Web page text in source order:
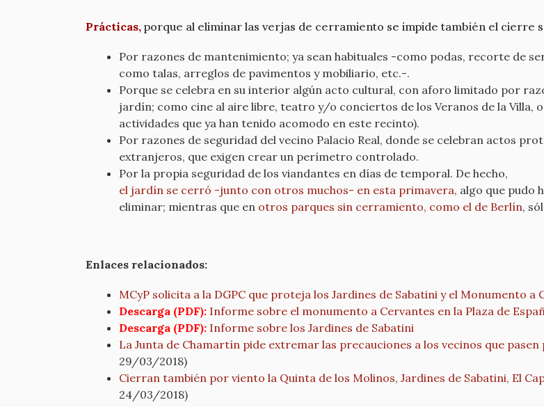
Prácticas, porque al eliminar las verjas de cerramiento se impide también el cierre
Por razones de mantenimiento; ya sean habituales -como podas, recorte de
como talas, arreglos de pavimentos y mobiliario, etc.-.
Porque se celebra en su interior algún acto cultural, con aforo limitado por
jardín; como cine al aire libre, teatro y/o conciertos de los Veranos de la Villa,
actividades que ya han tenido acomodo en este recinto).
Por razones de seguridad del vecino Palacio Real, donde se celebran actos
extranjeros, que exigen crear un perímetro controlado.
Por la propia seguridad de los viandantes en días de temporal. De hecho,
el jardín se cerró -junto con otros muchos- en esta primavera, algo que pudo
eliminar; mientras que en otros parques sin cerramiento, como el de Berlín,
Enlaces relacionados:
MCyP solicita a la DGPC que proteja los Jardines de Sabatini y el Monumento a
Descarga (PDF): Informe sobre el monumento a Cervantes en la Plaza de
Descarga (PDF): Informe sobre los Jardines de Sabatini
La Junta de Chamartín pide extremar las precauciones a los vecinos que
29/03/2018)
Cierran también por viento la Quinta de los Molinos, Jardines de Sabatini, El
24/03/2018)